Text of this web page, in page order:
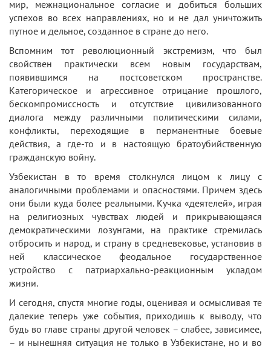
мир, межнациональное согласие и добиться больших
успехов во всех направлениях, но и не дал уничтожить
путное и дельное, созданное в стране до него.
Вспомним тот революционный экстремизм, что был
свойствен практически всем новым государствам,
появившимся на постсоветском пространстве.
Категорическое и агрессивное отрицание прошлого,
бескомпромиссность и отсутствие цивилизованного
диалога между различными политическими силами,
конфликты, переходящие в перманентные боевые
действия, а где-то и в настоящую братоубийственную
гражданскую войну.
Узбекистан в то время столкнулся лицом к лицу с
аналогичными проблемами и опасностями. Причем здесь
они были куда более реальными. Кучка «деятелей», играя
на религиозных чувствах людей и прикрывающаяся
демократическими лозунгами, на практике стремилась
отбросить и народ, и страну в средневековье, установив в
ней классическое феодальное государственное
устройство с патриархально-реакционным укладом
жизни.
И сегодня, спустя многие годы, оценивая и осмысливая те
далекие теперь уже события, приходишь к выводу, что
будь во главе страны другой человек – слабее, зависимее,
– и нынешняя ситуация не только в Узбекистане, но и во